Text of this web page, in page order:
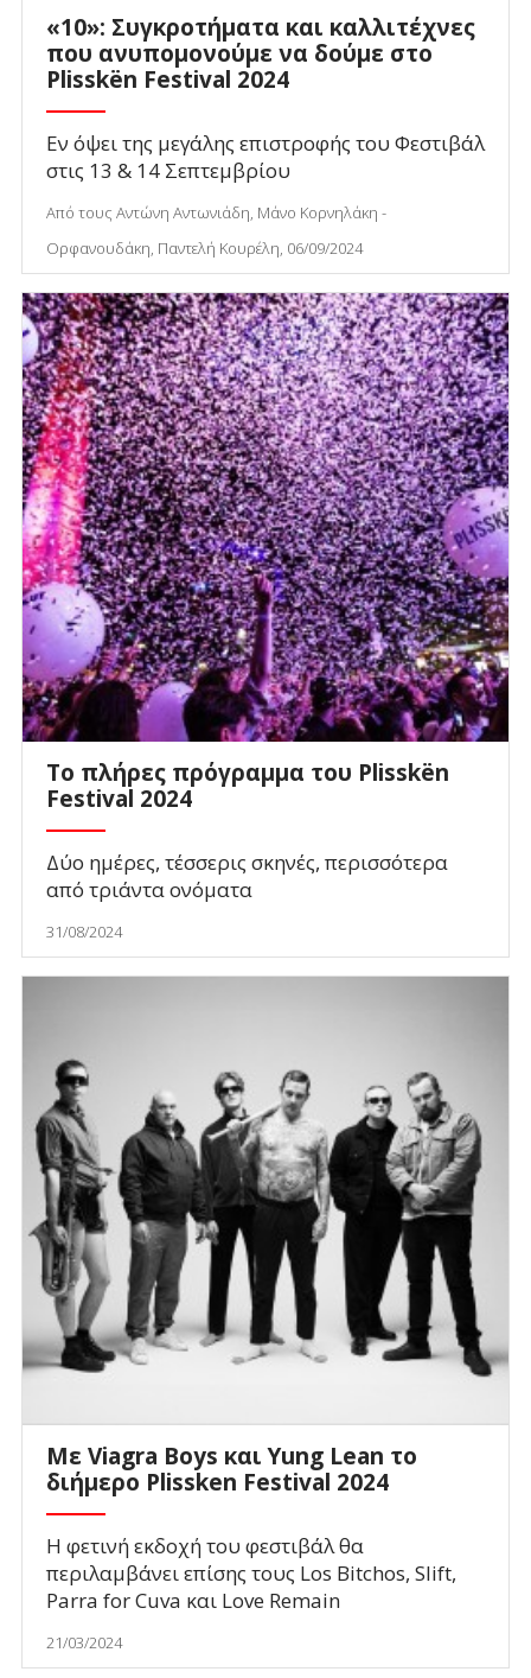
«10»: Συγκροτήματα και καλλιτέχνες
που ανυπομονούμε να δούμε στο
Plisskën Festival 2024
Εν όψει της μεγάλης επιστροφής του Φεστιβάλ
στις 13 & 14 Σεπτεμβρίου
Από τους Αντώνη Αντωνιάδη, Μάνο Κορνηλάκη -
Ορφανουδάκη, Παντελή Κουρέλη, 06/09/2024
Το πλήρες πρόγραμμα του Plisskën
Festival 2024
Δύο ημέρες, τέσσερις σκηνές, περισσότερα
από τριάντα ονόματα
31/08/2024
Με Viagra Boys και Yung Lean το
διήμερο Plissken Festival 2024
Η φετινή εκδοχή του φεστιβάλ θα
περιλαμβάνει επίσης τους Los Bitchos, Slift,
Parra for Cuva και Love Remain
21/03/2024